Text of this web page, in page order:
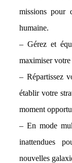
missions pour
humaine.
– Gérez et
maximiser
– Répartissez
établir votre
moment
– En mode
inattendues
nouvelles